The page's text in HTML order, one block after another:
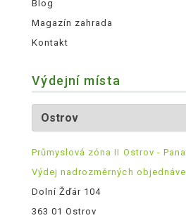
Blog
Magazín zahrada
Kontakt
Výdejní místa
Průmyslová zóna II Ostrov -
Výdej nadrozměrných
Dolní Žďár 104
363 01 Ostrov